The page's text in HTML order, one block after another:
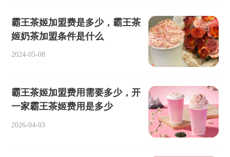
霸王茶姬加盟费是多少，霸王茶
姬奶茶加盟条件是什么
2024-05-08
霸王茶姬加盟费用需要多少，开
一家霸王茶姬费用是多少
2026-04-03